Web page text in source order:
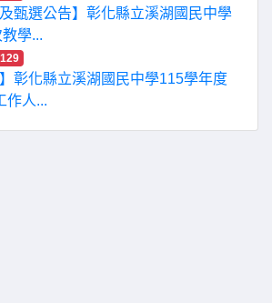
及甄選公告】彰化縣立溪湖國民中學
學...
129
】彰化縣立溪湖國民中學115學年度
作人...